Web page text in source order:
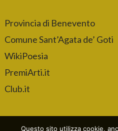
Provincia di Benevento
Comune Sant’Agata de’ Goti
WikiPoesia
PremiArti.it
Club.it
Questo sito utilizza cookie,